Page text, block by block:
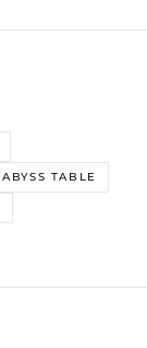
ABYSS TABLE